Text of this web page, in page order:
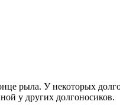
рыла. У некоторых
у других долгоносиков.